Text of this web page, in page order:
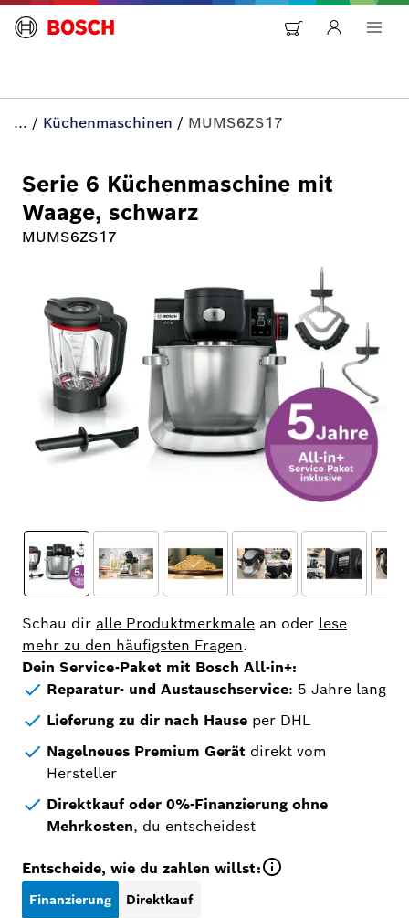
... / Küchenmaschinen / MUMS6ZS17
Serie 6 Küchenmaschine mit
Waage, schwarz
MUMS6ZS17
Schau dir alle Produktmerkmale an oder lese
mehr zu den häufigsten Fragen.
Dein Service-Paket mit Bosch All-in+:
Reparatur- und Austauschservice: 5 Jahre lang
Lieferung zu dir nach Hause per DHL
Nagelneues Premium Gerät direkt vom
Hersteller
Direktkauf oder 0%-Finanzierung ohne
Mehrkosten, du entscheidest
Entscheide, wie du zahlen willst:
Finanzierung Direktkauf